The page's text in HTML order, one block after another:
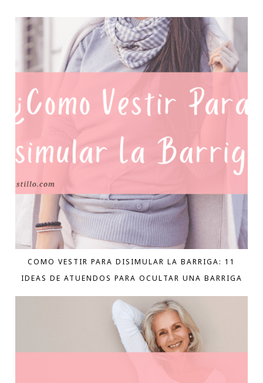
COMO VESTIR PARA DISIMULAR LA BARRIGA: 11
IDEAS DE ATUENDOS PARA OCULTAR UNA BARRIGA